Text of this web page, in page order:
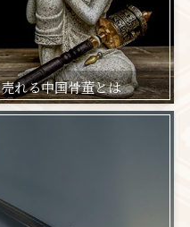
れる中国骨董とは